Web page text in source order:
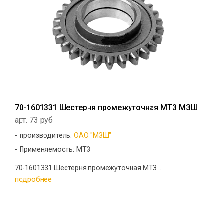
70-1601331 Шестерня промежуточная МТЗ МЗШ
арт. 73 руб
производитель:ОАО "МЗШ"
Применяемость: МТЗ
70-1601331 Шестерня промежуточная МТЗ ...
подробнее